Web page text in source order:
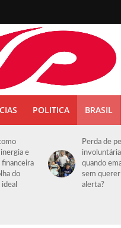
POLITICA BRASIL
e
financeira
do
Perda de
quando
sem
alerta?